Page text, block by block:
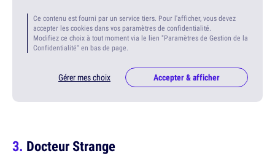
Ce contenu est fourni par un service tiers. Pour l'afficher, vous devez
accepter les cookies dans vos paramètres de confidentialité.
Modifiez ce choix à tout moment via le lien "Paramètres de Gestion de la
Confidentialité" en bas de page.
Gérer mes choix Accepter & afficher
Docteur Strange